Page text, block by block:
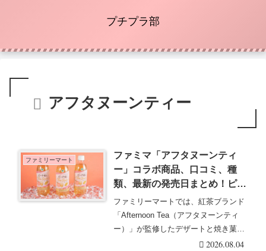
プチプラ部
アフタヌーンティー
ファミリーマート
ファミマ「アフタヌーンティ
ー」コラボ商品、口コミ、種
類、最新の発売日まとめ！ピー
チ香るティーソーダを2026/8/4
より新発売！
ファミリーマートでは、紅茶ブランド
「Afternoon Tea（アフタヌーンティ
ー）」が監修したデザートと焼き菓子
2026.08.04